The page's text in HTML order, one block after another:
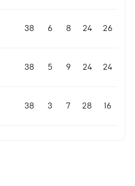
38 6 8 24 26
38 5 9 24 24
38 3 7 28 16